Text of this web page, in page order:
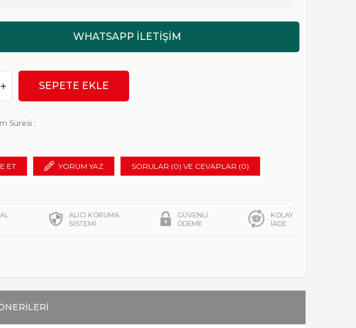
Süresi :
ET YORUM YAZ SORULAR (0) VE CEVAPLAR (0)
ALICI KORUMA
SİSTEMİ
GÜVENLİ
ÖDEME
KOLAY
İADE